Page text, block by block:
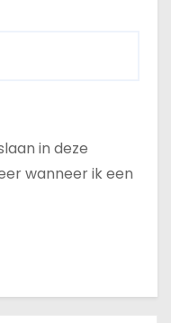
in deze
wanneer ik een